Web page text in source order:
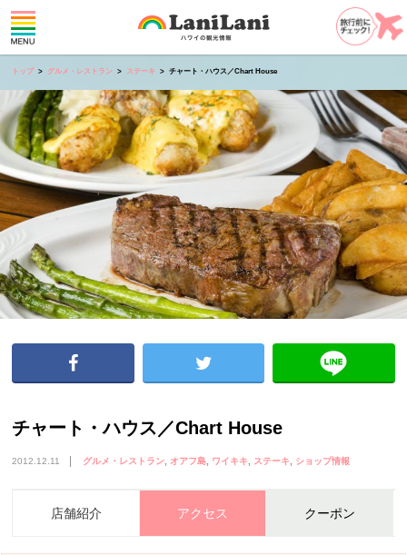
トップ グルメ・レストラン ステーキ チャート・ハウス／Chart House
チャート・ハウス／Chart House
2012.12.11 グルメ・レストラン オアフ島 ワイキキ ステーキ ショップ情報
店舗紹介 アクセス クーポン